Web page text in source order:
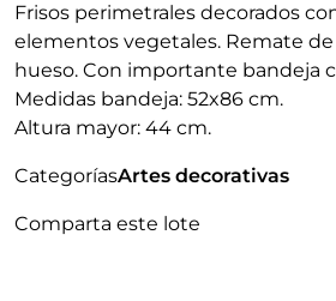
Frisos perimetrales decorados
elementos vegetales. Remate de
hueso. Con importante bandeja
Medidas bandeja: 52x86 cm.
Altura mayor: 44 cm.
CategoríasArtes decorativas
Comparta este lote